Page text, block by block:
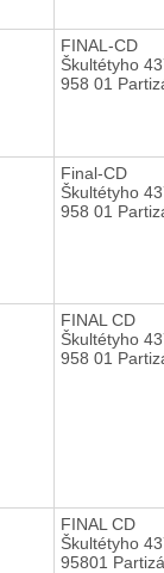
FINAL-CD
Škultétyho
958 01
Final-CD
Škultétyho
958 01
FINAL CD
Škultétyho
958 01
FINAL CD
Škultétyho
95801